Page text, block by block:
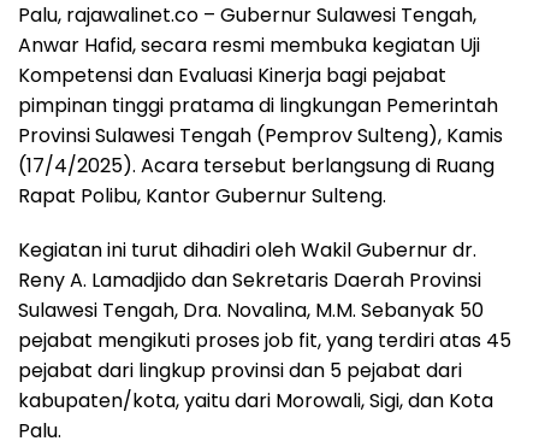
Palu, rajawalinet.co – Gubernur Sulawesi Tengah,
Anwar Hafid, secara resmi membuka kegiatan Uji
Kompetensi dan Evaluasi Kinerja bagi pejabat
pimpinan tinggi pratama di lingkungan Pemerintah
Provinsi Sulawesi Tengah (Pemprov Sulteng), Kamis
(17/4/2025). Acara tersebut berlangsung di Ruang
Rapat Polibu, Kantor Gubernur Sulteng.
Kegiatan ini turut dihadiri oleh Wakil Gubernur dr.
Reny A. Lamadjido dan Sekretaris Daerah Provinsi
Sulawesi Tengah, Dra. Novalina, M.M. Sebanyak 50
pejabat mengikuti proses job fit, yang terdiri atas 45
pejabat dari lingkup provinsi dan 5 pejabat dari
kabupaten/kota, yaitu dari Morowali, Sigi, dan Kota
Palu.